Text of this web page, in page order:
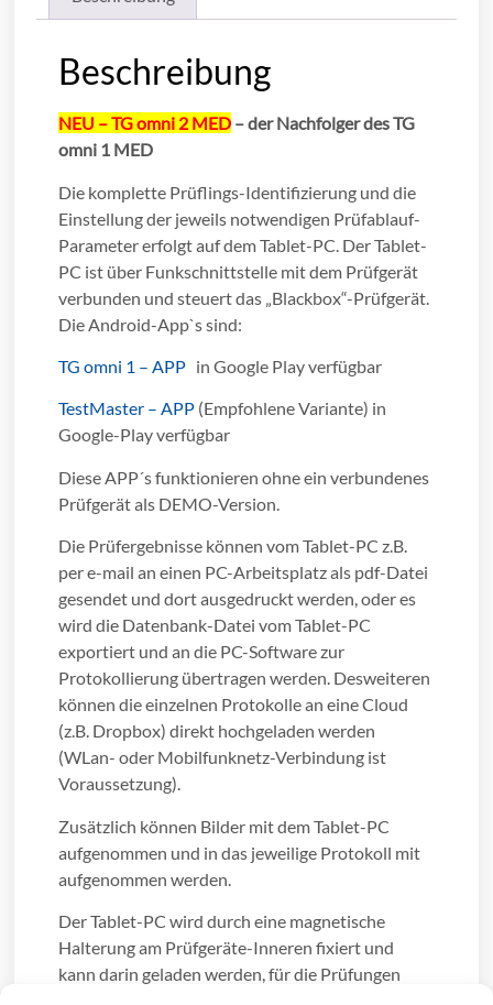
Beschreibung
NEU – TG omni 2 MED – der Nachfolger des TG
omni 1 MED
Die komplette Prüflings-Identifizierung und die
Einstellung der jeweils notwendigen Prüfablauf-
Parameter erfolgt auf dem Tablet-PC. Der Tablet-
PC ist über Funkschnittstelle mit dem Prüfgerät
verbunden und steuert das „Blackbox“-Prüfgerät.
Die Android-App`s sind:
TG omni 1 – APP in Google Play verfügbar
TestMaster – APP (Empfohlene Variante) in
Google-Play verfügbar
Diese APP´s funktionieren ohne ein verbundenes
Prüfgerät als DEMO-Version.
Die Prüfergebnisse können vom Tablet-PC z.B.
per e-mail an einen PC-Arbeitsplatz als pdf-Datei
gesendet und dort ausgedruckt werden, oder es
wird die Datenbank-Datei vom Tablet-PC
exportiert und an die PC-Software zur
Protokollierung übertragen werden. Desweiteren
können die einzelnen Protokolle an eine Cloud
(z.B. Dropbox) direkt hochgeladen werden
(WLan- oder Mobilfunknetz-Verbindung ist
Voraussetzung).
Zusätzlich können Bilder mit dem Tablet-PC
aufgenommen und in das jeweilige Protokoll mit
aufgenommen werden.
Der Tablet-PC wird durch eine magnetische
Halterung am Prüfgeräte-Inneren fixiert und
kann darin geladen werden, für die Prüfungen